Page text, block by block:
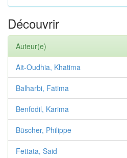
Découvrir
Auteur(e)
Ait-Oudhia, Khatima
Balharbi, Fatima
Benfodil, Karima
Büscher, Philippe
Fettata, Said